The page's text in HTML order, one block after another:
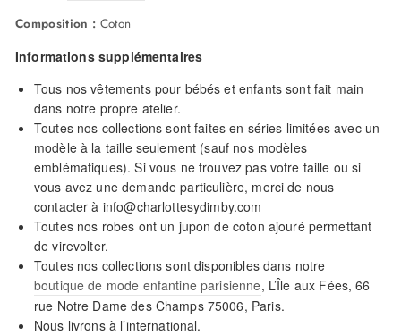
Composition : Coton
Informations supplémentaires
Tous nos vêtements pour bébés et enfants sont fait main
dans notre propre atelier.
Toutes nos collections sont faites en séries limitées avec un
modèle à la taille seulement (sauf nos modèles
emblématiques). Si vous ne trouvez pas votre taille ou si
vous avez une demande particulière, merci de nous
contacter à info@charlottesydimby.com
Toutes nos robes ont un jupon de coton ajouré permettant
de virevolter.
Toutes nos collections sont disponibles dans notre
boutique de mode enfantine parisienne, L’Île aux Fées, 66
rue Notre Dame des Champs 75006, Paris.
Nous livrons à l’international.